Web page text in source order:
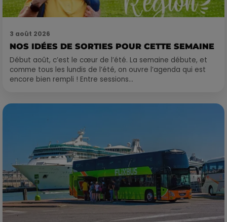
3 août 2026
NOS IDÉES DE SORTIES POUR CETTE SEMAINE
Début août, c’est le cœur de l’été. La semaine débute, et
comme tous les lundis de l’été, on ouvre l’agenda qui est
encore bien rempli ! Entre sessions...